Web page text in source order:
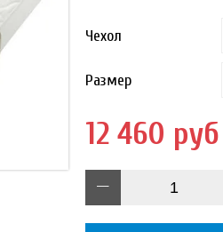
Чехол
Размер
12 460 руб